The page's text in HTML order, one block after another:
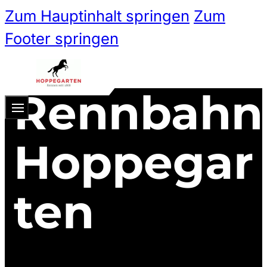
Zum Hauptinhalt springen Zum
Footer springen
Zum
Ticketkategorien
Rennbahn
Hoppegar
ten